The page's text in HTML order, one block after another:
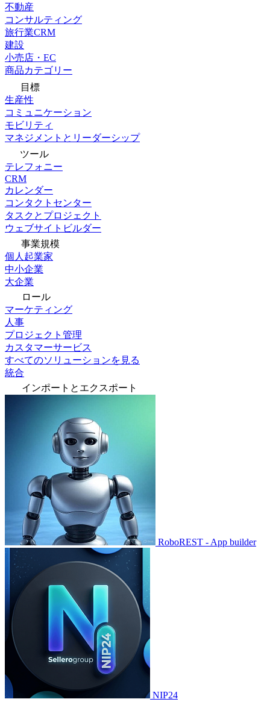
不動産
コンサルティング
旅行業CRM
建設
小売店・EC
商品カテゴリー
目標
生産性
コミュニケーション
モビリティ
マネジメントとリーダーシップ
ツール
テレフォニー
CRM
カレンダー
コンタクトセンター
タスクとプロジェクト
ウェブサイトビルダー
事業規模
個人起業家
中小企業
大企業
ロール
マーケティング
人事
プロジェクト管理
カスタマーサービス
すべてのソリューションを見る
統合
インポートとエクスポート
RoboREST - App builder
NIP24